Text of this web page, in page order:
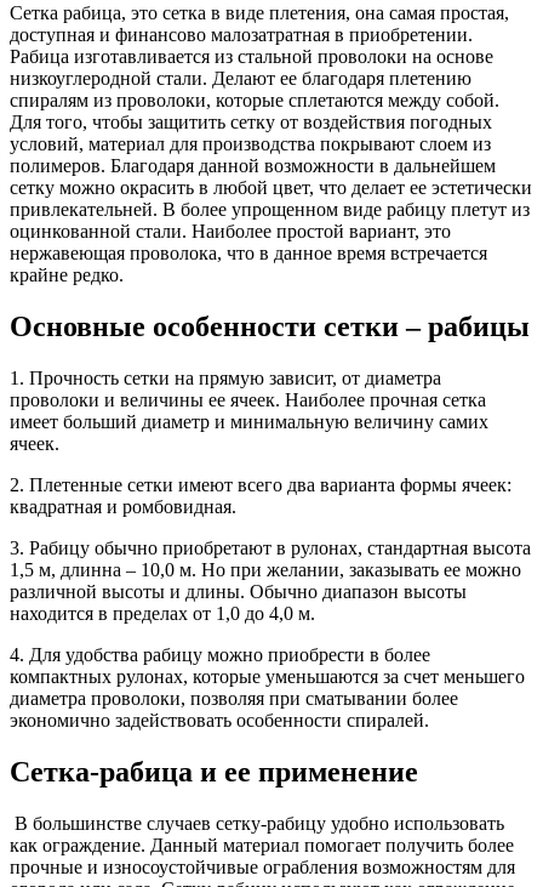
Сетка рабица, это сетка в виде плетения, она самая простая,
доступная и финансово малозатратная в приобретении.
Рабица изготавливается из стальной проволоки на основе
низкоуглеродной стали. Делают ее благодаря плетению
спиралям из проволоки, которые сплетаются между собой.
Для того, чтобы защитить сетку от воздействия погодных
условий, материал для производства покрывают слоем из
полимеров. Благодаря данной возможности в дальнейшем
сетку можно окрасить в любой цвет, что делает ее эстетически
привлекательней. В более упрощенном виде рабицу плетут из
оцинкованной стали. Наиболее простой вариант, это
нержавеющая проволока, что в данное время встречается
крайне редко.
Основные особенности сетки – рабицы
1. Прочность сетки на прямую зависит, от диаметра
проволоки и величины ее ячеек. Наиболее прочная сетка
имеет больший диаметр и минимальную величину самих
ячеек.
2. Плетенные сетки имеют всего два варианта формы ячеек:
квадратная и ромбовидная.
3. Рабицу обычно приобретают в рулонах, стандартная высота
1,5 м, длинна – 10,0 м. Но при желании, заказывать ее можно
различной высоты и длины. Обычно диапазон высоты
находится в пределах от 1,0 до 4,0 м.
4. Для удобства рабицу можно приобрести в более
компактных рулонах, которые уменьшаются за счет меньшего
диаметра проволоки, позволяя при сматывании более
экономично задействовать особенности спиралей.
Сетка-рабица и ее применение
В большинстве случаев сетку-рабицу удобно использовать
как ограждение. Данный материал помогает получить более
прочные и износоустойчивые ограбления возможностям для